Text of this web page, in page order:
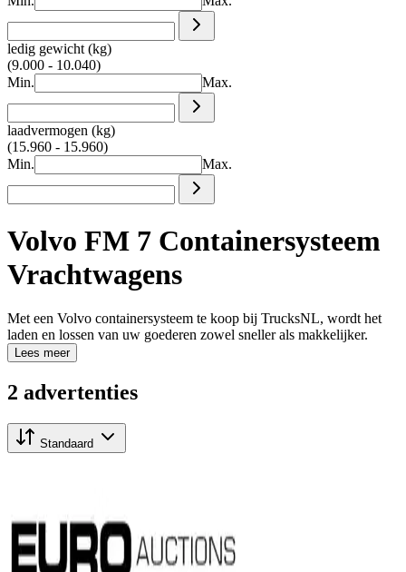
ledig gewicht (kg)
(9.000 - 10.040)
Min.
Max.
laadvermogen (kg)
(15.960 - 15.960)
Min.
Max.
Volvo FM 7 Containersysteem
Vrachtwagens
Met een Volvo containersysteem te koop bij TrucksNL, wordt het
laden en lossen van uw goederen zowel sneller als makkelijker.
Lees meer
2 advertenties
Standaard